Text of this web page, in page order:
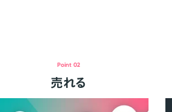
Point 02
売れる